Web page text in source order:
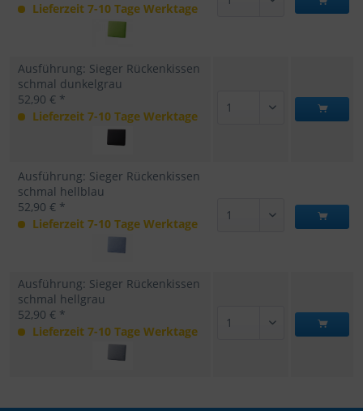
Lieferzeit 7-10 Tage Werktage
Ausführung: Sieger Rückenkissen
schmal dunkelgrau
52,90 € *
Lieferzeit 7-10 Tage Werktage
Ausführung: Sieger Rückenkissen
schmal hellblau
52,90 € *
Lieferzeit 7-10 Tage Werktage
Ausführung: Sieger Rückenkissen
schmal hellgrau
52,90 € *
Lieferzeit 7-10 Tage Werktage